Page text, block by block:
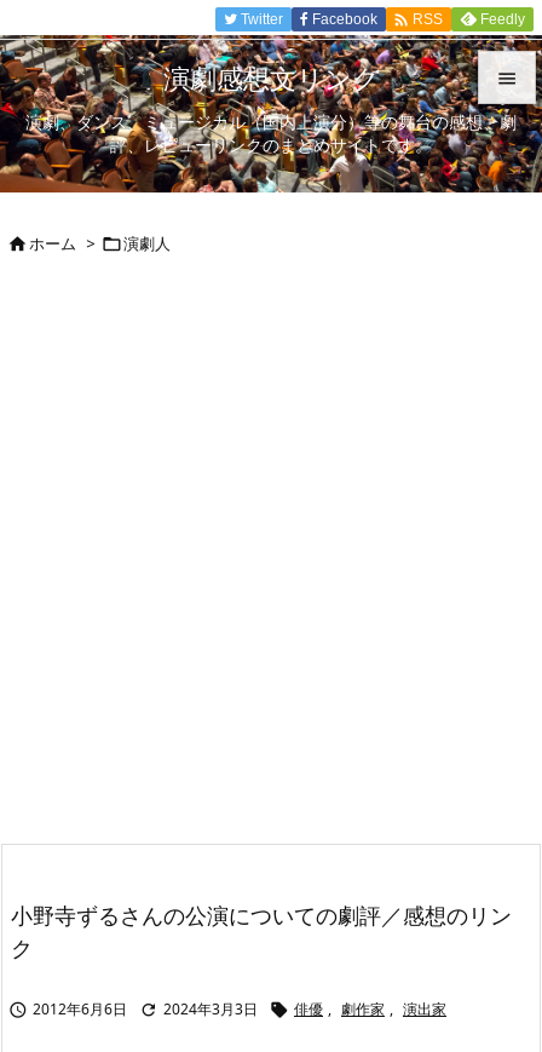


メニュ

Twitter Facebook  RSS Feedly
演劇感想文リンク
演劇、ダンス、ミュージカル（国内上演分）等の舞台の感想、劇
評、レビューリンクのまとめサイトです。
ホーム > 演劇人
小野寺ずるさんの公演についての劇評／感想のリン
ク
 2012年6月6日  2024年3月3日  俳優 , 劇作家 , 演出家